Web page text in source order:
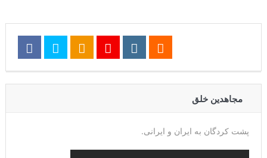
مجاهدین خلق
پشت کردگان به ایران و ایرانی.